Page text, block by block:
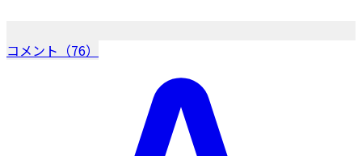
コメント（76）